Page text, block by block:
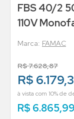
FBS 40/2
110V
FAMAC
R$7.628,87
R$
à vista com 10% de
R$ 6.865,99